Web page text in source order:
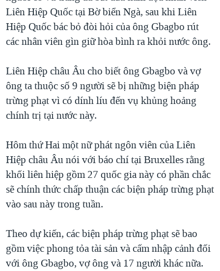
Liên Hiệp Quốc tại Bờ biển Ngà, sau khi Liên
Hiệp Quốc bác bỏ đòi hỏi của ông Gbagbo rút
các nhân viên gìn giữ hòa bình ra khỏi nước ông.
Liên Hiệp châu Âu cho biết ông Gbagbo và vợ
ông ta thuộc số 9 người sẽ bị những biện pháp
trừng phạt vì có dính líu đến vụ khủng hoảng
chính trị tại nước này.
Hôm thứ Hai một nữ phát ngôn viên của Liên
Hiệp châu Âu nói với báo chí tại Bruxelles rằng
khối liên hiệp gồm 27 quốc gia này có phần chắc
sẽ chính thức chấp thuận các biện pháp trừng phạt
vào sau này trong tuần.
Theo dự kiến, các biện pháp trừng phạt sẽ bao
gồm việc phong tỏa tài sản và cấm nhập cảnh đối
với ông Gbagbo, vợ ông và 17 người khác nữa.